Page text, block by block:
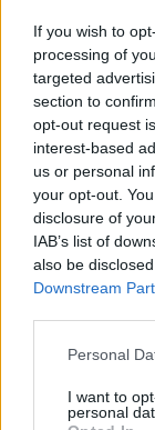
If you wish to
processing of
targeted
section to
opt-out request
interest-based
us or personal
your opt-out.
disclosure of
IAB’s list of
also be
Downstream
Personal
I want to
personal